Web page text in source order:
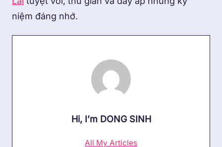
niệm đáng nhớ.
Hi, I’m DONG SINH
All My Articles